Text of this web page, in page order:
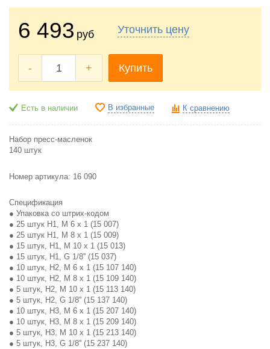
6 493 руб
- + Купить
Уточнить цену
Есть в наличии В избранные К сравнению
Набор пресс-масленок
140 штук
Номер артикула: 16 090
Спецификация
● Упаковка со штрих-кодом
● 25 штук H1, M 6 x 1 (15 007)
● 25 штук H1, M 8 x 1 (15 009)
● 15 штук, H1, M 10 x 1 (15 013)
● 15 штук, H1, G 1/8'' (15 037)
● 10 штук, H2, M 6 x 1 (15 107 140)
● 10 штук, H2, M 8 x 1 (15 109 140)
● 5 штук, H2, M 10 x 1 (15 113 140)
● 5 штук, H2, G 1/8'' (15 137 140)
● 10 штук, H3, M 6 x 1 (15 207 140)
● 10 штук, H3, M 8 x 1 (15 209 140)
● 5 штук, H3, M 10 x 1 (15 213 140)
● 5 штук, H3, G 1/8'' (15 237 140)